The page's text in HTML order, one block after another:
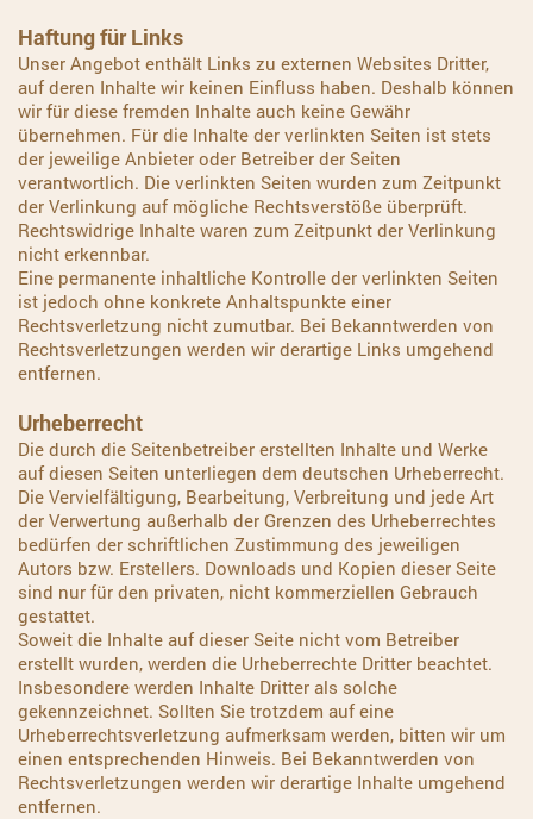
Haftung für Links
Unser Angebot enthält Links zu externen Websites Dritter,
auf deren Inhalte wir keinen Einfluss haben. Deshalb können
wir für diese fremden Inhalte auch keine Gewähr
übernehmen. Für die Inhalte der verlinkten Seiten ist stets
der jeweilige Anbieter oder Betreiber der Seiten
verantwortlich. Die verlinkten Seiten wurden zum Zeitpunkt
der Verlinkung auf mögliche Rechtsverstöße überprüft.
Rechtswidrige Inhalte waren zum Zeitpunkt der Verlinkung
nicht erkennbar.
Eine permanente inhaltliche Kontrolle der verlinkten Seiten
ist jedoch ohne konkrete Anhaltspunkte einer
Rechtsverletzung nicht zumutbar. Bei Bekanntwerden von
Rechtsverletzungen werden wir derartige Links umgehend
entfernen.
Urheberrecht
Die durch die Seitenbetreiber erstellten Inhalte und Werke
auf diesen Seiten unterliegen dem deutschen Urheberrecht.
Die Vervielfältigung, Bearbeitung, Verbreitung und jede Art
der Verwertung außerhalb der Grenzen des Urheberrechtes
bedürfen der schriftlichen Zustimmung des jeweiligen
Autors bzw. Erstellers. Downloads und Kopien dieser Seite
sind nur für den privaten, nicht kommerziellen Gebrauch
gestattet.
Soweit die Inhalte auf dieser Seite nicht vom Betreiber
erstellt wurden, werden die Urheberrechte Dritter beachtet.
Insbesondere werden Inhalte Dritter als solche
gekennzeichnet. Sollten Sie trotzdem auf eine
Urheberrechtsverletzung aufmerksam werden, bitten wir um
einen entsprechenden Hinweis. Bei Bekanntwerden von
Rechtsverletzungen werden wir derartige Inhalte umgehend
entfernen.